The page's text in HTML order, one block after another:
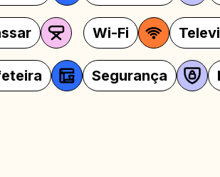
Tábua de passar Wi-Fi
Segurança Micro-ondas